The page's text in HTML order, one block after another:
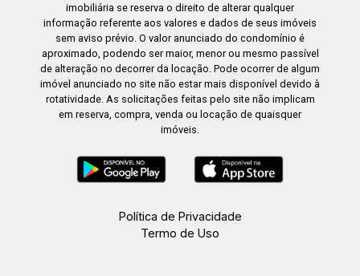
imobiliária se reserva o direito de alterar qualquer
informação referente aos valores e dados de seus imóveis
sem aviso prévio. O valor anunciado do condomínio é
aproximado, podendo ser maior, menor ou mesmo passível
de alteração no decorrer da locação. Pode ocorrer de algum
imóvel anunciado no site não estar mais disponível devido à
rotatividade. As solicitações feitas pelo site não implicam
em reserva, compra, venda ou locação de quaisquer
imóveis.
Política de Privacidade
Termo de Uso